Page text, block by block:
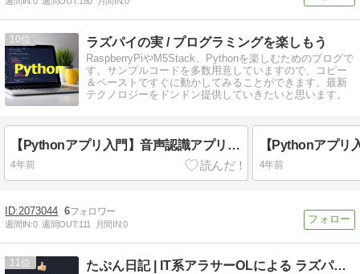
10 ラズパイの実 / プログラミングを楽しもう
RaspberryPiやM5Stack、Pythonを楽しむためのブログで
す。サンプルコードを多数用意していますので、コピー
＆ペーストですぐに動かしてみることができます。最新
テクノロジーをドンドン提供していきたいと思います。
【Pythonアプリ入門】音声認識アプリを作る方法（SpeechRecognition）
4年前 4年前
2073044 6
週間IN:0 週間OUT:111 月間IN:0
11 たぷん日記 | IT系アラサーOLによる ラズパイメモ